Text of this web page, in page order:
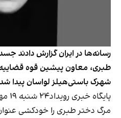
رسانه‌ها در ایران گزارش دادند
طبری، معاون پیشین قوه قضاییه
شهرک باستی‌هیلز لواسان پیدا
مرگ دختر طبری را خودکشی